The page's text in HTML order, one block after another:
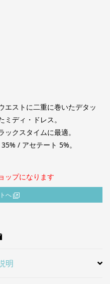
エストに二重に巻いたデタッ
ディ・ドレス。
クスタイムに最適。
/ アセテート 5%。
ップになります
へ
明